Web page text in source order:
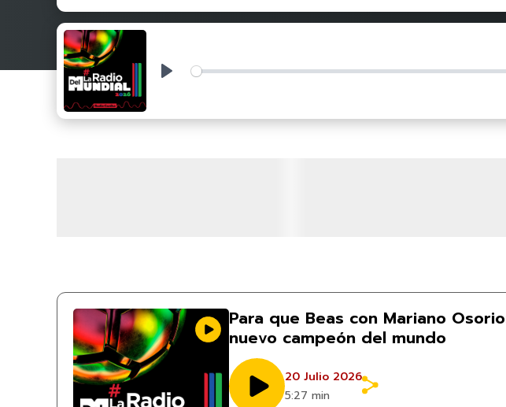
Play
Para que Beas con Mariano
nuevo campeón del mundo
20 Julio 2026
5:27 min